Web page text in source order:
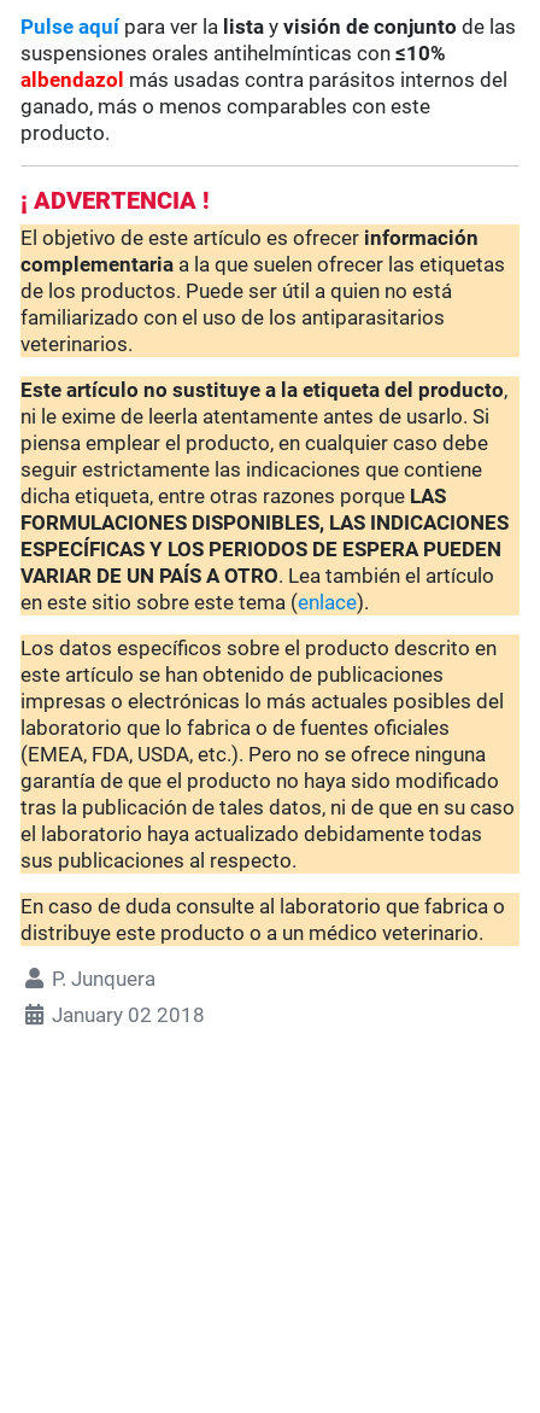
Pulse aquípara ver la lista yvisión de conjunto de las
suspensiones orales antihelmínticas con≤10%
albendazol más usadas contra parásitos internos del
ganado, más o menos comparables con este
producto.
¡ ADVERTENCIA !
El objetivo de este artículo es ofrecer información
complementaria a la que suelen ofrecer las etiquetas
de los productos. Puede ser útil a quien no está
familiarizado con el uso de los antiparasitarios
veterinarios.
Este artículo no sustituye a la etiqueta del producto,
ni le exime de leerla atentamente antes de usarlo. Si
piensa emplear el producto, en cualquier caso debe
seguir estrictamente las indicaciones que contiene
dicha etiqueta, entre otras razones porque LAS
FORMULACIONES DISPONIBLES, LAS INDICACIONES
ESPECÍFICAS Y LOS PERIODOS DE ESPERA PUEDEN
VARIAR DE UN PAÍS A OTRO. Lea también el artículo
en este sitio sobre este tema (enlace).
Los datos específicos sobre el producto descrito en
este artículo se han obtenido de publicaciones
impresas o electrónicas lo más actuales posibles del
laboratorio que lo fabrica o de fuentes oficiales
(EMEA, FDA, USDA, etc.). Pero no se ofrece ninguna
garantía de que el producto no haya sido modificado
tras la publicación de tales datos, ni de que en su caso
el laboratorio haya actualizado debidamente todas
sus publicaciones al respecto.
En caso de duda consulte al laboratorio que fabrica o
distribuye este producto o a un médico veterinario.
P. Junquera
January 02 2018